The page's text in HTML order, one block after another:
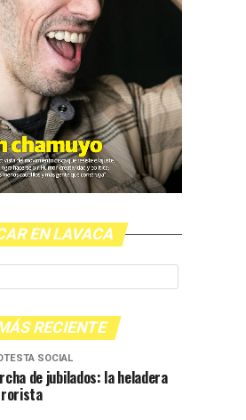
EN LAVACA
RECIENTE
SOCIAL
de jubilados: la heladera